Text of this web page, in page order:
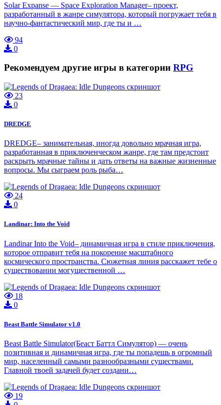
Solar Expanse — Space Exploration Manager– проект,
разработанный в жанре симулятора, который погружает тебя в
научно-фантастический мир, где ты и …
94
0
Рекомендуем другие игры в категории RPG
23
0
DREDGE
DREDGE– занимательная, иногда довольно мрачная игра,
разработанная в приключенческом жанре, где там предстоит
раскрыть мрачные тайны и дать ответы на важные жизненные
вопросы. Мы сыграем роль рыба…
24
0
Landinar: Into the Void
Landinar Into the Void– динамичная игра в стиле приключения,
которое отправит тебя на покорение масштабного
космического пространства. Сюжетная линия расскажет тебе о
существовании могущественной …
18
0
Beast Battle Simulator v1.0
Beast Battle Simulator(Беаст Баттл Симулятор) — очень
позитивная и динамичная игра, где ты попадешь в огромный
мир, населенный самыми разнообразными существами.
Главной твоей задачей будет создани…
19